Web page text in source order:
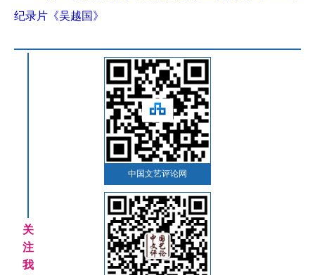
纪录片《吴越国》
关
注
我
中国文艺评论网